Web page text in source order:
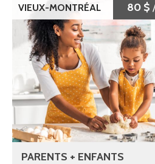
VIEUX-MONTRÉAL 80 $
PARENTS + ENFANTS